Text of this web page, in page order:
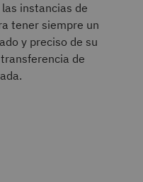
instancias de
tener siempre un
y preciso de su
de